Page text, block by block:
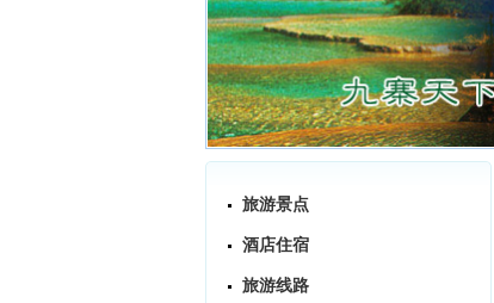
旅游景点
酒店住宿
旅游线路